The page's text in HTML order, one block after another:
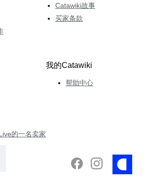
Catawiki故事
买家条款
的一名卖家
我的Catawiki
帮助中心